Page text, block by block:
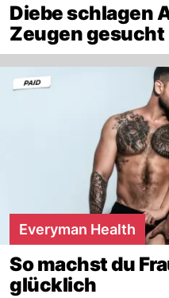
Diebe schlagen
Zeugen gesucht
Everyman Health
So machst du
glücklich